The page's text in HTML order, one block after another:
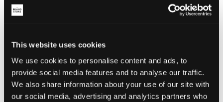
This website uses cookies
We use cookies to personalise content and ads, to
provide social media features and to analyse our traffic.
We also share information about your use of our site with
our social media, advertising and analytics partners who
Deze jeans zijn lang
Te klein Perfect
MAATTABEL
KIES EEN MAAT